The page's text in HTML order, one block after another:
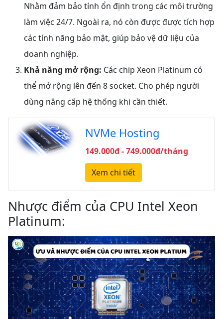
Nhằm đảm bảo tính ổn định trong các môi trường
làm việc 24/7. Ngoài ra, nó còn được được tích hợp
các tính năng bảo mật, giúp bảo vệ dữ liệu của
doanh nghiệp.
Khả năng mở rộng: Các chip Xeon Platinum có
thể mở rộng lên đến 8 socket. Cho phép người
dùng nâng cấp hệ thống khi cần thiết.
NVMe Hosting
149.000đ - 749.000đ/tháng
Xem chi tiết
Nhược điểm của CPU Intel Xeon
Platinum: